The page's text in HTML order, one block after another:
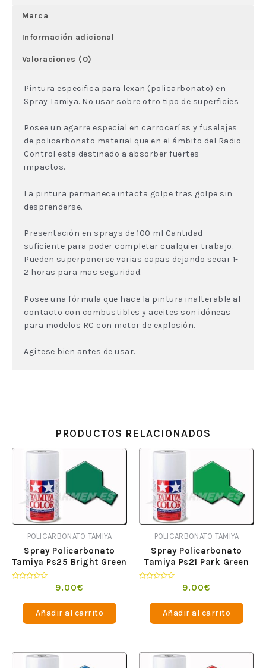
Marca
Información adicional
Valoraciones (0)
Pintura especifica para lexan (policarbonato) en
Spray Tamiya. No usar sobre otro tipo de superficies
Posee un agarre especial en carrocerías y fuselajes
de policarbonato material que en el ámbito del Radio
Control esta destinado a absorber fuertes
impactos.
La pintura permanece intacta golpe tras golpe sin
desprenderse.
Presentación en sprays de 100 ml Cantidad
suficiente para poder completar cualquier trabajo.
Pueden superponerse varias capas dejando secar 1-
2 horas para mas seguridad.
Posee una fórmula que hace la pintura inalterable al
contacto con combustibles y aceites son idóneas
para modelos RC con motor de explosión.
Agítese bien antes de usar.
PRODUCTOS RELACIONADOS
POLICARBONATO TAMIYA
Spray Policarbonato
Tamiya Ps25 Bright Green
9.00€
Añadir al carrito
POLICARBONATO TAMIYA
Spray Policarbonato
Tamiya Ps21 Park Green
9.00€
Añadir al carrito